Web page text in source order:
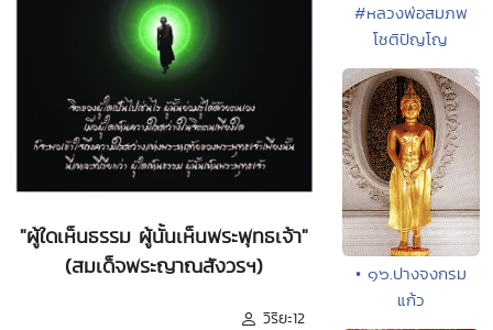
"ผู้ใดเห็นธรรม ผู้นั้นเห็นพระพุทธเจ้า"
(สมเด็จพระญาณสังวรฯ)
วิริยะ12
#หลวงพ่อสมภพ
โชติปัญโญ
• ๑๖.ปางจงกรม
แก้ว